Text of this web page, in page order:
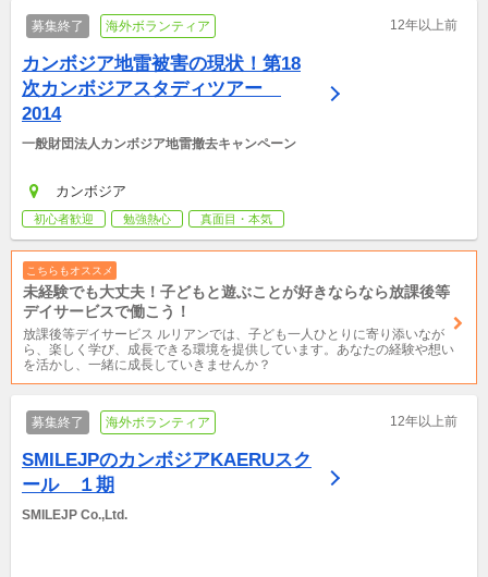
募集終了 海外ボランティア 12年以上前
カンボジア地雷被害の現状！第18
次カンボジアスタディツアー
2014
一般財団法人カンボジア地雷撤去キャンペーン
カンボジア
初心者歓迎 勉強熱心 真面目・本気
こちらもオススメ
未経験でも大丈夫！子どもと遊ぶことが好きならなら放課後等
デイサービスで働こう！
放課後等デイサービス ルリアンでは、子ども一人ひとりに寄り添いなが
ら、楽しく学び、成長できる環境を提供しています。あなたの経験や想い
を活かし、一緒に成長していきませんか？
募集終了 海外ボランティア 12年以上前
SMILEJPのカンボジアKAERUスク
ール　１期
SMILEJP Co.,Ltd.